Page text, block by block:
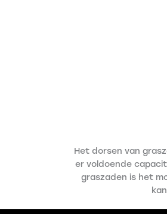
Het dorsen van
er voldoende
graszaden is het